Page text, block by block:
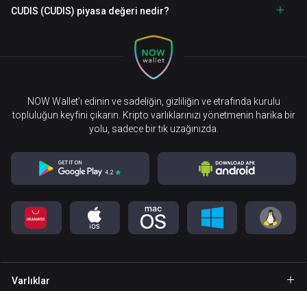
CUDIS (CUDIS) piyasa değeri nedir?
NOW Wallet’ı edinin ve sadeliğin, gizliliğin ve etrafında kurulu
topluluğun keyfini çıkarın. Kripto varlıklarınızı yönetmenin harika bir
yolu, sadece bir tık uzağınızda.
Varlıklar